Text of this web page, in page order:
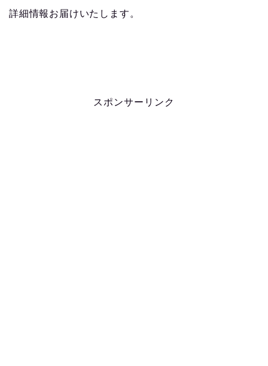
詳細情報お届けいたします。
スポンサーリンク